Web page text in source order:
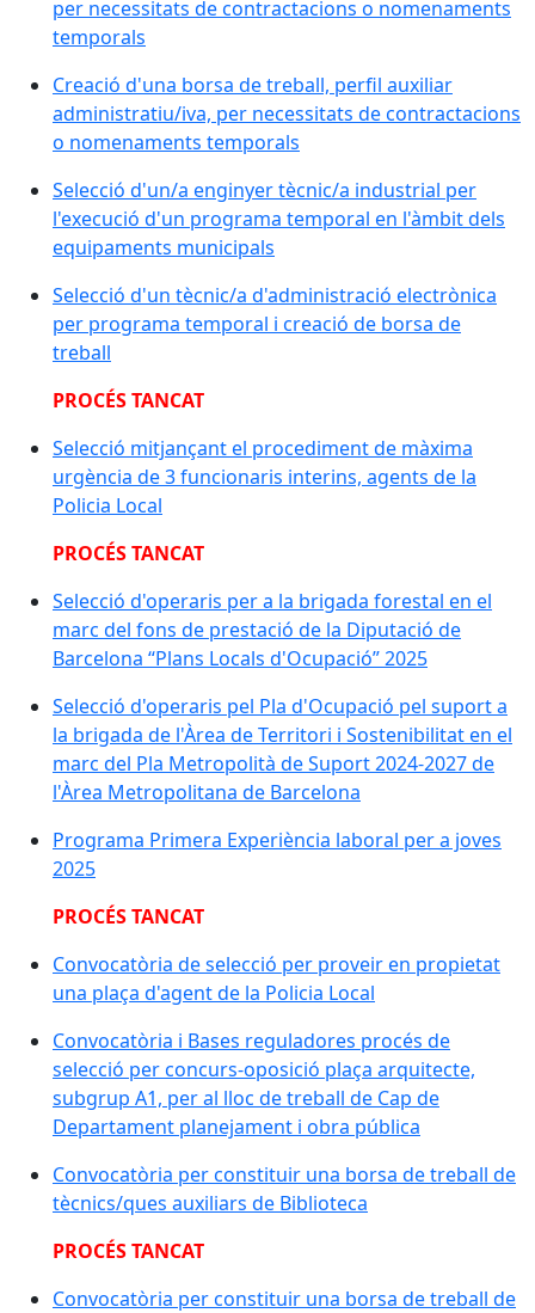
per necessitats de contractacions o nomenaments
temporals
Creació d'una borsa de treball, perfil auxiliar
administratiu/iva, per necessitats de contractacions
o nomenaments temporals
Selecció d'un/a enginyer tècnic/a industrial per
l'execució d'un programa temporal en l'àmbit dels
equipaments municipals
Selecció d'un tècnic/a d'administració electrònica
per programa temporal i creació de borsa de
treball
PROCÉS TANCAT
Selecció mitjançant el procediment de màxima
urgència de 3 funcionaris interins, agents de la
Policia Local
PROCÉS TANCAT
Selecció d'operaris per a la brigada forestal en el
marc del fons de prestació de la Diputació de
Barcelona “Plans Locals d'Ocupació” 2025
Selecció d'operaris pel Pla d'Ocupació pel suport a
la brigada de l'Àrea de Territori i Sostenibilitat en el
marc del Pla Metropolità de Suport 2024-2027 de
l'Àrea Metropolitana de Barcelona
Programa Primera Experiència laboral per a joves
2025
PROCÉS TANCAT
Convocatòria de selecció per proveir en propietat
una plaça d'agent de la Policia Local
Convocatòria i Bases reguladores procés de
selecció per concurs-oposició plaça arquitecte,
subgrup A1, per al lloc de treball de Cap de
Departament planejament i obra pública
Convocatòria per constituir una borsa de treball de
tècnics/ques auxiliars de Biblioteca
PROCÉS TANCAT
Convocatòria per constituir una borsa de treball de